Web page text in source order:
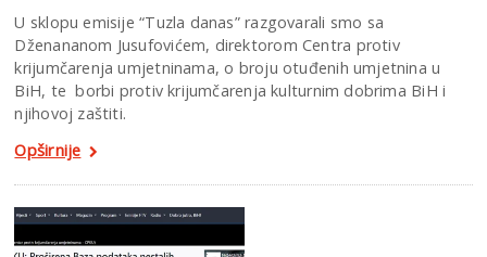
U sklopu emisije “Tuzla danas” razgovarali smo sa
Dženananom Jusufovićem, direktorom Centra protiv
krijumčarenja umjetninama, o broju otuđenih umjetnina u
BiH, te borbi protiv krijumčarenja kulturnim dobrima BiH i
njihovoj zaštiti.
Opširnije